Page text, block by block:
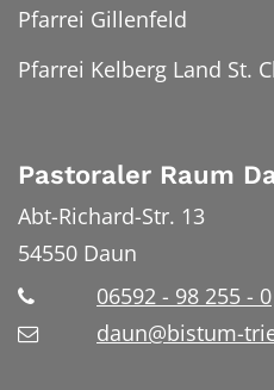
Pfarrei Gillenfeld
Pfarrei Kelberg Land St.
Pastoraler Raum
Abt-Richard-Str. 13
54550 Daun
06592 - 98 255 - 0
daun@bistum-